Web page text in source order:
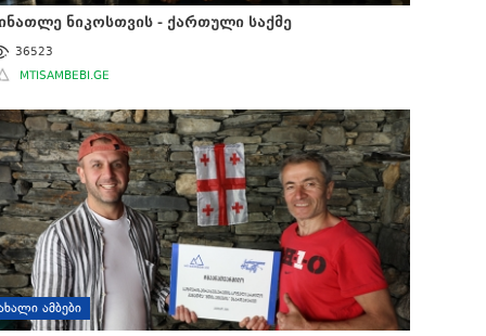
ნიკოსთვის - ქართული საქმე
36523
MTISAMBEBI.GE
ᲐᲛᲑᲔᲑᲘ